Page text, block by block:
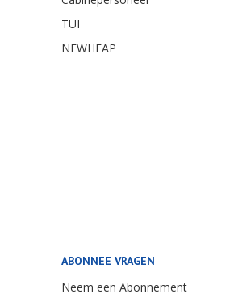
TUI
NEWHEAP
ABONNEE VRAGEN
Neem een Abonnement